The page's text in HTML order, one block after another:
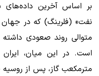
بر اساس آخرین داده‌های
نفت» (فلرینگ) که در
مترمکعب گاز، پس از